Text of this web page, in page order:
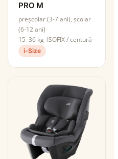
PRO M
preșcolar (3-7 ani), școlar
(6-12 ani)
15–36 kg ISOFIX / centură
i-Size